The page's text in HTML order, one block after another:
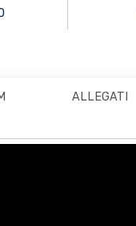
ALLEGATI